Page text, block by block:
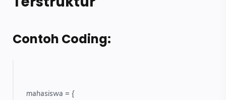
Contoh Coding:
mahasiswa = {